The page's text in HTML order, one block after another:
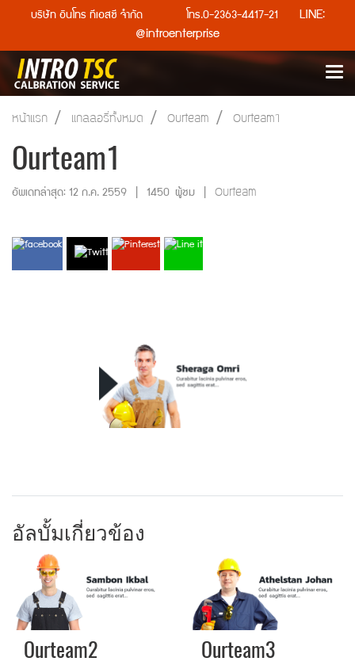
บริษัท อินโทร ทีเอสซี จำกัด โทร.0-2363-4417-21
LINE:
@introenterprise
หน้าแรก แกลลอรี่ทั้งหมด Ourteam Ourteam1
Ourteam1
อัพเดทล่าสุด: 12 ก.ค. 2559 1450 ผู้ชม Ourteam
อัลบั้มเกี่ยวข้อง
Ourteam2 Ourteam3